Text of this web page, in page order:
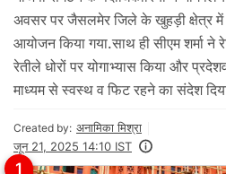
अवसर पर जैसलमेर जिले के खुहड़ी क्षेत्र में
आयोजन किया गया.साथ ही सीएम शर्मा
रेतीले धोरों पर योगाभ्यास किया और
माध्यम से स्वस्थ व फिट रहने का संदेश
Created by: अनामिका मिश्रा
जून 21, 2025 14:10 IST